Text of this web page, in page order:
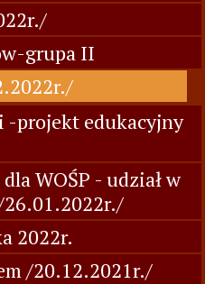
grupa II
-projekt edukacyjny
WOŚP - udział w
2022r.
/20.12.2021r./